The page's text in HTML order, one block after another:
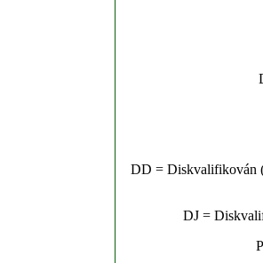
DD = Diskvalifikován
DJ =